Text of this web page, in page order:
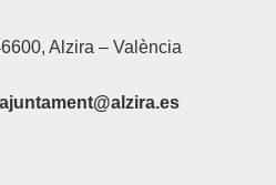
Alzira – València